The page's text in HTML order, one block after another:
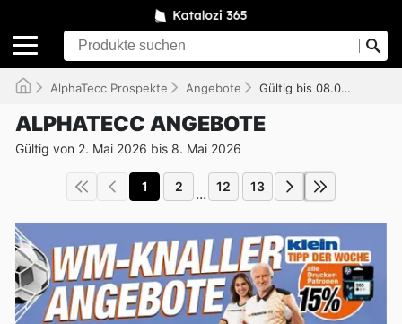
AlphaTecc Prospekte Angebote Gültig bis 08.05.2026
ALPHATECC ANGEBOTE
Gültig von 2. Mai 2026 bis 8. Mai 2026
1 2 ... 12 13